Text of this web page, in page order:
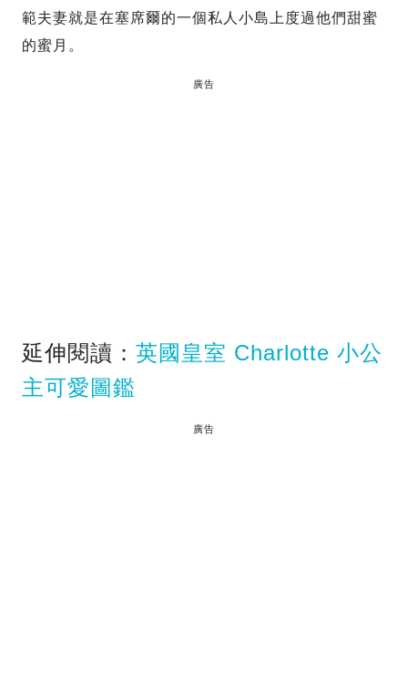
範夫妻就是在塞席爾的一個私人小島上度過他們甜蜜
的蜜月。
廣告
延伸閱讀： 英國皇室 Charlotte 小公
主可愛圖鑑
廣告